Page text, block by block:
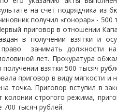
на счет подрядчика из
получил «гонорар» -
приговор в отношении
в получении взятки и
занимать должности
лет. Прокуратура
взятки 500 тысяч
приговор в виду мягкости и
точка. Приговор вступил в
колонии строгого режима,
тысяч рублей.